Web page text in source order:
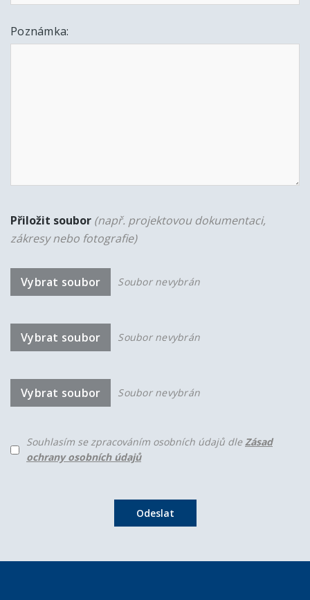
Poznámka:
Přiložit soubor (např. projektovou dokumentaci,
zákresy nebo fotografie)
Vybrat soubor Soubor nevybrán
Vybrat soubor Soubor nevybrán
Vybrat soubor Soubor nevybrán
Souhlasím se zpracováním osobních údajů dleZásad
ochrany osobních údajů
Odeslat